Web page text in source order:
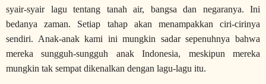
syair-syair lagu tentang tanah air, bangsa dan negaranya. Ini
bedanya zaman. Setiap tahap akan menampakkan ciri-cirinya
sendiri. Anak-anak kami ini mungkin sadar sepenuhnya bahwa
mereka sungguh-sungguh anak Indonesia, meskipun mereka
mungkin tak sempat dikenalkan dengan lagu-lagu itu.